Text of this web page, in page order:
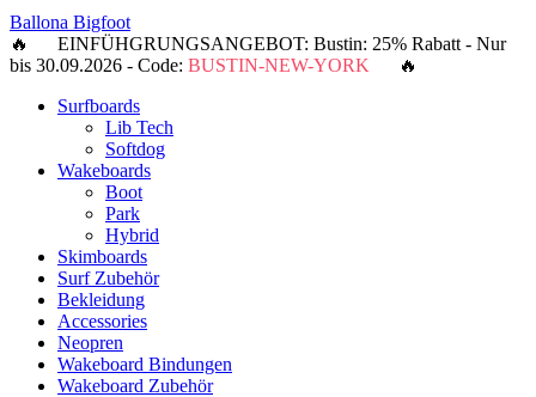
Ballona Bigfoot
🔥 EINFÜHGRUNGSANGEBOT: Bustin: 25% Rabatt - Nur
bis 30.09.2026 - Code: BUSTIN-NEW-YORK 🔥
Surfboards
Lib Tech
Softdog
Wakeboards
Boot
Park
Hybrid
Skimboards
Surf Zubehör
Bekleidung
Accessories
Neopren
Wakeboard Bindungen
Wakeboard Zubehör